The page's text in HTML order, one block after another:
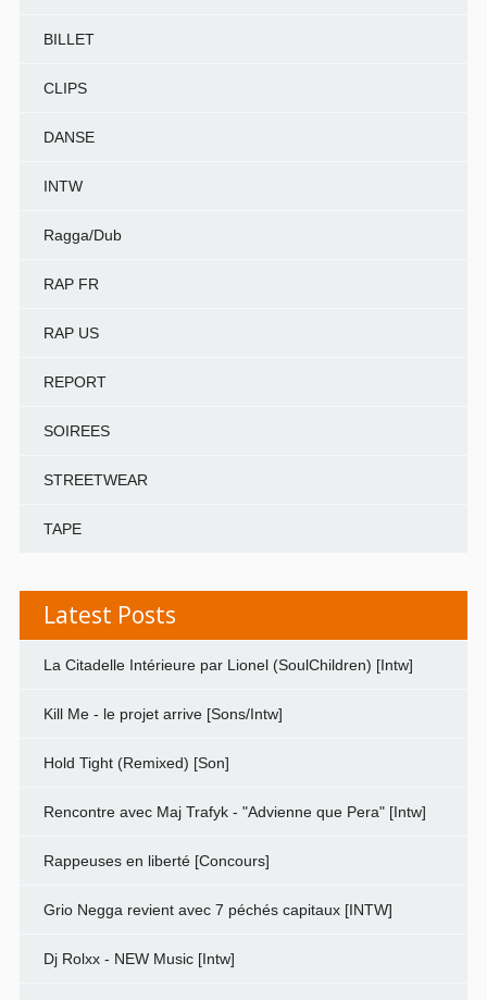
BILLET
CLIPS
DANSE
INTW
Ragga/Dub
RAP FR
RAP US
REPORT
SOIREES
STREETWEAR
TAPE
Latest Posts
La Citadelle Intérieure par Lionel (SoulChildren) [Intw]
Kill Me - le projet arrive [Sons/Intw]
Hold Tight (Remixed) [Son]
Rencontre avec Maj Trafyk - "Advienne que Pera" [Intw]
Rappeuses en liberté [Concours]
Grio Negga revient avec 7 péchés capitaux [INTW]
Dj Rolxx - NEW Music [Intw]